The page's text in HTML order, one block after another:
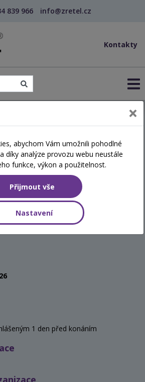
839 966 info@zretel.cz
Kontakty
školy
všude lze
při současném
výstupů
1 den před konáním
abychom Vám umožnili pohodlné
díky analýze provozu webu neustále
funkce, výkon a použitelnost.
Přijmout vše
Nastavení